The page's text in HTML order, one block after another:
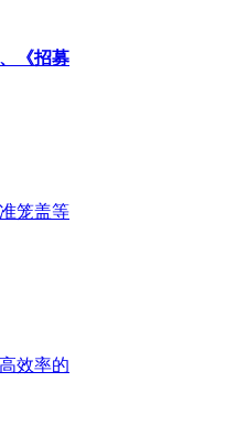
《招募
笼盖等
效率的